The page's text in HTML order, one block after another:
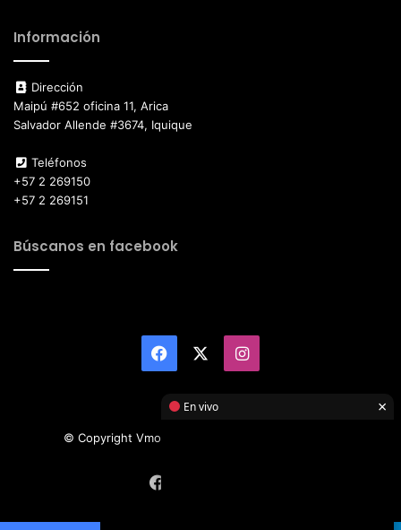
Información
Dirección
Maipú #652 oficina 11, Arica
Salvador Allende #3674, Iquique
Teléfonos
+57 2 269150
+57 2 269151
Búscanos en facebook
Facebook Instagram
© Copyright Vmotor TI 2026, All Rights Reserved
En vivo ×